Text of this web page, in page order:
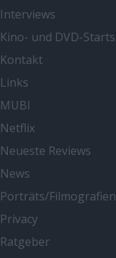
Interviews
Kino- und DVD-Starts
Kontakt
Links
MUBI
Netflix
Neueste Reviews
News
Porträts/Filmografien
Privacy
Ratgeber